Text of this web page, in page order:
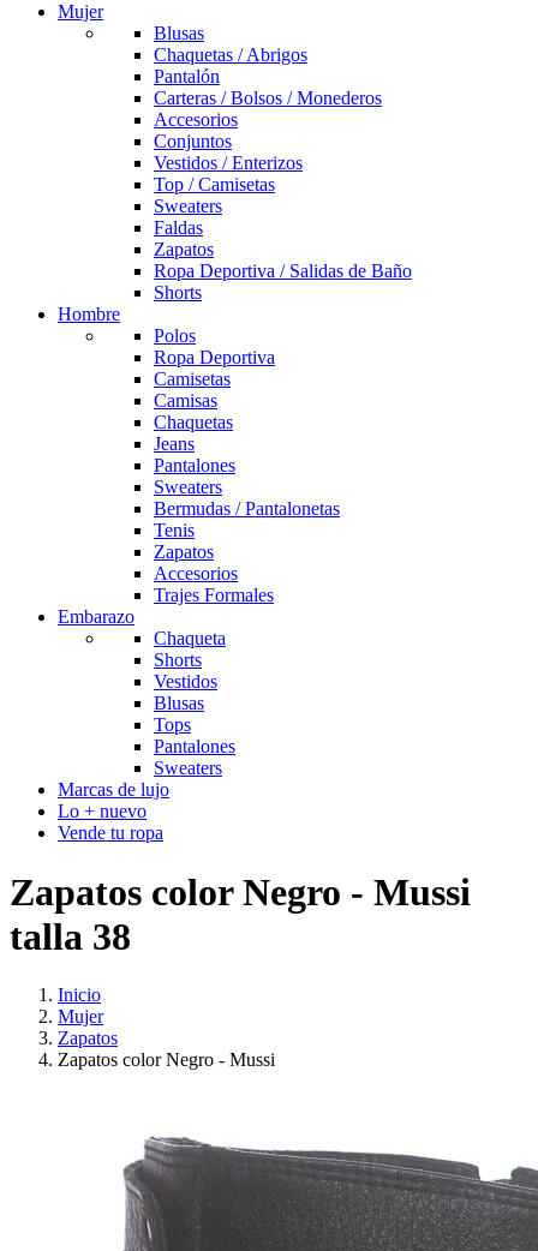
Mujer
Blusas
Chaquetas / Abrigos
Pantalón
Carteras / Bolsos / Monederos
Accesorios
Conjuntos
Vestidos / Enterizos
Top / Camisetas
Sweaters
Faldas
Zapatos
Ropa Deportiva / Salidas de Baño
Shorts
Hombre
Polos
Ropa Deportiva
Camisetas
Camisas
Chaquetas
Jeans
Pantalones
Sweaters
Bermudas / Pantalonetas
Tenis
Zapatos
Accesorios
Trajes Formales
Embarazo
Chaqueta
Shorts
Vestidos
Blusas
Tops
Pantalones
Sweaters
Marcas de lujo
Lo + nuevo
Vende tu ropa
Zapatos color Negro - Mussi
talla 38
Inicio
Mujer
Zapatos
Zapatos color Negro - Mussi